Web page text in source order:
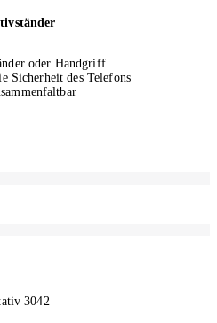
oder Handgriff
Sicherheit des Telefons
Dual Cold Shoe, erweiterbar für
6-9.5 cm
3042